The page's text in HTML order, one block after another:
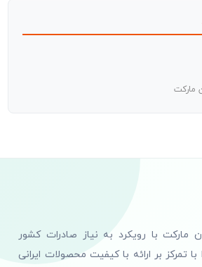
مارکت
مارکت با رویکرد به نیاز صادرات کشور
تمرکز بر ارائه با کیفیت محصولات ایرانی